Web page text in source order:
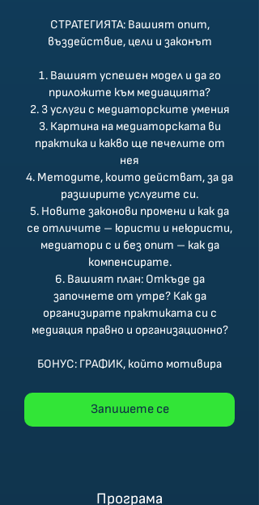
СТРАТЕГИЯТА: Вашият опит,
въздействие, цели и законът
1. Вашият успешен модел и да го
приложите към медиацията?
2. 3 услуги с медиаторските умения
3. Картина на медиаторската ви
практика и какво ще печелите от
нея
4. Методите, които действат, за да
разширите услугите си.
5. Новите законови промени и как да
се отличите – юристи и неюристи,
медиатори с и без опит – как да
компенсирате.
6. Вашият план: Откъде да
започнете от утре? Как да
организирате практиката си с
медиация правно и организационно?
БОНУС: ГРАФИК, който мотивира
Запишете се
Програма